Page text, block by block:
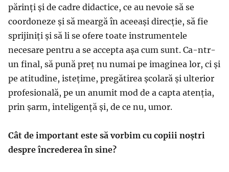
părinți și de cadre didactice, ce au nevoie să se
coordoneze și să meargă în aceeași direcție, să fie
sprijiniți și să li se ofere toate instrumentele
necesare pentru a se accepta așa cum sunt. Ca-ntr-
un final, să pună preț nu numai pe imaginea lor, ci și
pe atitudine, istețime, pregătirea școlară și ulterior
profesională, pe un anumit mod de a capta atenția,
prin șarm, inteligență și, de ce nu, umor.
Cât de important este să vorbim cu copiii noștri
despre încrederea în sine?